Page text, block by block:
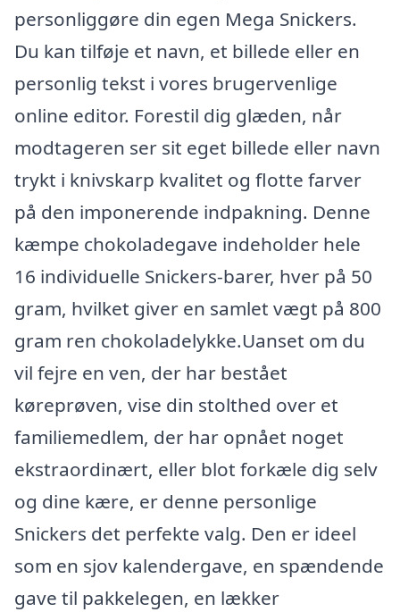
personliggøre din egen Mega Snickers.
Du kan tilføje et navn, et billede eller en
personlig tekst i vores brugervenlige
online editor. Forestil dig glæden, når
modtageren ser sit eget billede eller navn
trykt i knivskarp kvalitet og flotte farver
på den imponerende indpakning. Denne
kæmpe chokoladegave indeholder hele
16 individuelle Snickers-barer, hver på 50
gram, hvilket giver en samlet vægt på 800
gram ren chokoladelykke.Uanset om du
vil fejre en ven, der har bestået
køreprøven, vise din stolthed over et
familiemedlem, der har opnået noget
ekstraordinært, eller blot forkæle dig selv
og dine kære, er denne personlige
Snickers det perfekte valg. Den er ideel
som en sjov kalendergave, en spændende
gave til pakkelegen, en lækker